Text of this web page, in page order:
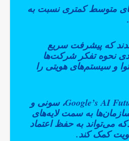
متوسط کمتری نسبت به
که پیشرفت سریع
نحوه تفکر شرکت‌ها
و سیستم‌های هویتی را
نمایندگان Google’s AI Futures Fund، سونی و
سازمان‌ها به سمت لایه‌های
می‌تواند به حفظ اعتماد
کمک کند.